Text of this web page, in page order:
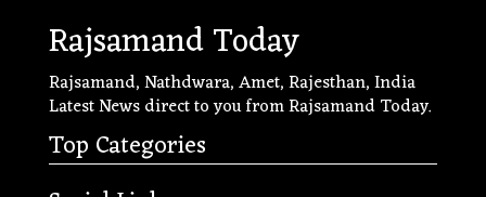
Rajsamand Today
Rajsamand, Nathdwara, Amet, Rajesthan, India
Latest News direct to you from Rajsamand Today.
Top Categories